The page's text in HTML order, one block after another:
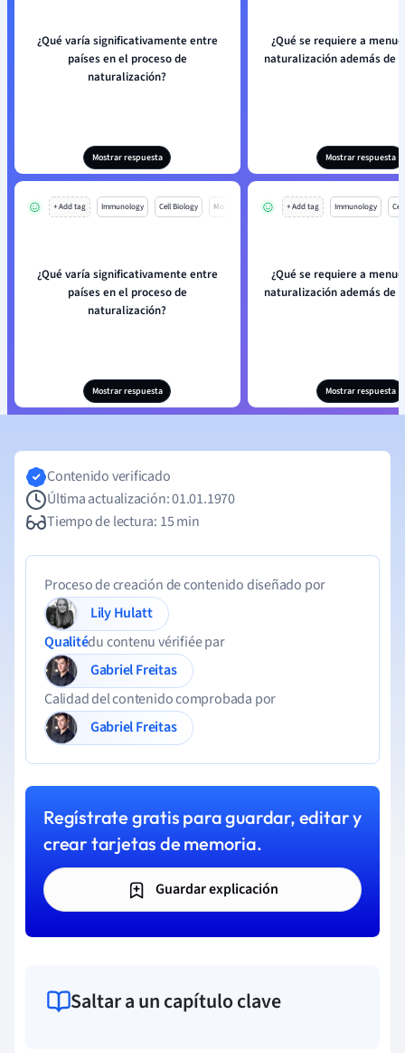
¿Qué varía significativamente entre
países en el proceso de
naturalización?
Mostrar respuesta
¿Qué se requiere a
naturalización además de
Mostrar respuesta
+ Add tag Immunology Cell Biology Mo
¿Qué varía significativamente entre
países en el proceso de
naturalización?
Mostrar respuesta
+ Add tag Immunology
¿Qué se requiere a
naturalización además de
Mostrar respuesta
Contenido verificado
Última actualización: 01.01.1970
Tiempo de lectura: 15 min
Proceso de creación de contenido diseñado por
Lily Hulatt
Qualitédu contenu vérifiée par
Gabriel Freitas
Calidad del contenido comprobada por
Gabriel Freitas
Regístrate gratis para guardar, editar y
crear tarjetas de memoria.
Guardar explicación
Saltar a un capítulo clave